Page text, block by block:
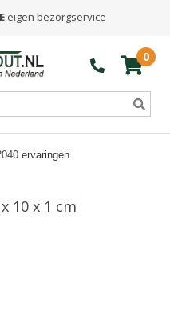
eigen bezorgservice
0
ervaringen
10 x 1 cm